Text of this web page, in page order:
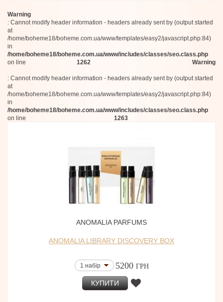
Warning
: Cannot modify header information - headers already sent by (output started
at
/home/boheme18/boheme.com.ua/www/templates/easy2/javascript.php:84)
in
/home/boheme18/boheme.com.ua/www/includes/classes/seo.class.php
on line
1262 Warning
: Cannot modify header information - headers already sent by (output started
at
/home/boheme18/boheme.com.ua/www/templates/easy2/javascript.php:84)
in
/home/boheme18/boheme.com.ua/www/includes/classes/seo.class.php
on line
1263
ANOMALIA PARFUMS
ANOMALIA LIBRARY DISCOVERY BOX
1 набір 5200 ГРН
КУПИТИ